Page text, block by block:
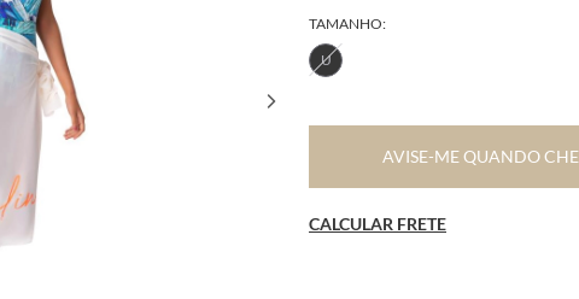
TAMANHO:
U
AVISE-ME QUANDO
CALCULAR FRETE